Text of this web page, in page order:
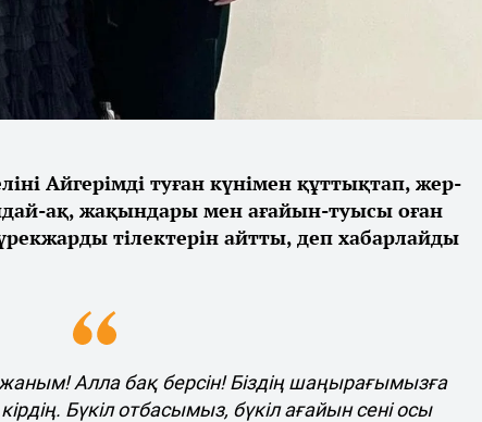
Айгерімді туған күнімен құттықтап, жер-
ақ, жақындары мен ағайын-туысы оған
тілектерін айтты, деп хабарлайды
Алла бақ берсін! Біздің шаңырағымызға
Бүкіл отбасымыз, бүкіл ағайын сені осы